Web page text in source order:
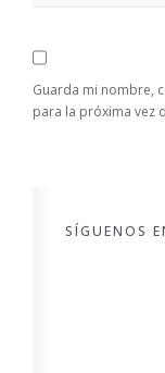
Guarda mi nombre,
para la próxima vez
SÍGUENOS